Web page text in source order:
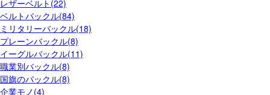
レザーベルト(22)
ベルトバックル(84)
ミリタリーバックル(18)
プレーンバックル(8)
イーグルバックル(11)
職業別バックル(8)
国旗のバックル(8)
企業モノ(4)